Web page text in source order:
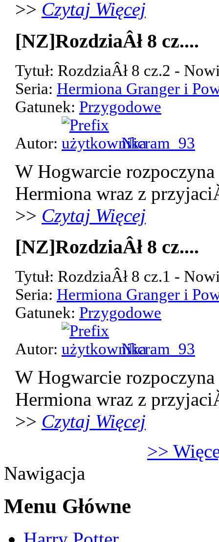
>> Czytaj Więcej
[NZ]RozdziaÂł 8 cz....
Tytuł: RozdziaÂł 8 cz.2 -
Seria: Hermiona Granger i
Gatunek: Przygodowe
Autor: Nicram_93
W Hogwarcie
Hermiona wraz z
>> Czytaj Więcej
[NZ]RozdziaÂł 8 cz....
Tytuł: RozdziaÂł 8 cz.1 -
Seria: Hermiona Granger i
Gatunek: Przygodowe
Autor: Nicram_93
W Hogwarcie
Hermiona wraz z
>> Czytaj Więcej
>>
Nawigacja
Menu Główne